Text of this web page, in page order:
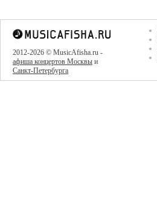
2012-2026 © MusicAfisha.ru -
афиша концертов Москвы и
Санкт-Петербурга